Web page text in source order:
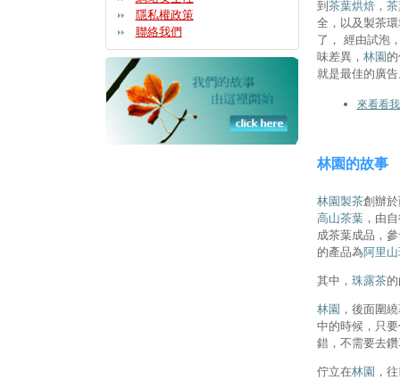
隱私權政策
聯絡我們
到 茶葉烘焙，
全，以及製茶
了， 經由試泡
味差異， 林園
就是最佳的廣告
來看看
林園的故事
林園製茶創辦
高山茶葉，由
成茶葉成品，
的產品為阿里
其中， 珠露茶的
林園 ，後面圍
中的時候，只
錯，不需要去
佇立在林園 ，